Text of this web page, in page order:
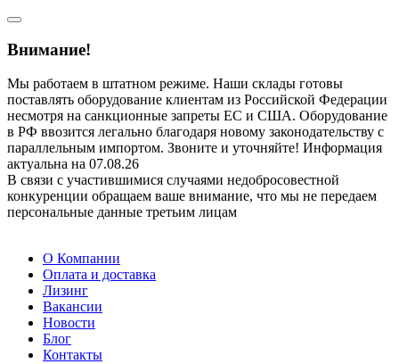
Внимание!
Мы работаем в штатном режиме. Наши склады готовы
поставлять оборудование клиентам из Российской Федерации
несмотря на санкционные запреты ЕС и США. Оборудование
в РФ ввозится легально благодаря новому законодательству с
параллельным импортом. Звоните и уточняйте! Информация
актуальна на 07.08.26
В связи с участившимися случаями недобросовестной
конкуренции обращаем ваше внимание, что мы не передаем
персональные данные третьим лицам
О Компании
Оплата и доставка
Лизинг
Вакансии
Новости
Блог
Контакты